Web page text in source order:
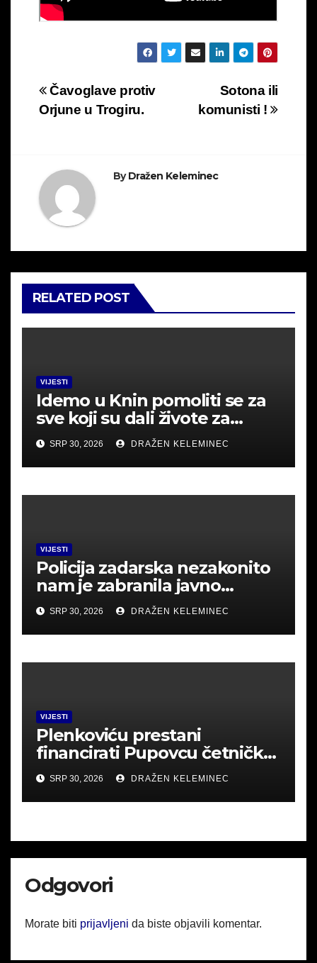
Navigacija
objava
Sotona ili
komunisti !
Čavoglave protiv
Orjune u Trogiru.
ByDražen Keleminec
RELATED POST
VIJESTI
Idemo u Knin pomoliti se za
sve koji su dali živote za
Hrvatsku.
SRP 30, 2026 DRAŽEN KELEMINEC
VIJESTI
Policija zadarska nezakonito
nam je zabranila javno
okupljanje u Srbu i mislila
uhititi .Poslušajte
SRP 30, 2026 DRAŽEN KELEMINEC
VIJESTI
Plenkoviću prestani
financirati Pupovcu četničke
derneke.
SRP 30, 2026 DRAŽEN KELEMINEC
Odgovori
Morate biti prijavljeni da biste objavili komentar.